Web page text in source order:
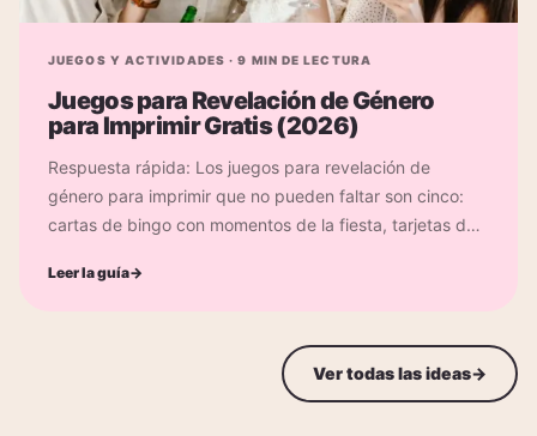
JUEGOS Y ACTIVIDADES ·9 MIN DE LECTURA
Juegos para Revelación de Género
para Imprimir Gratis (2026)
Respuesta rápida: Los juegos para revelación de
género para imprimir que no pueden faltar son cinco:
cartas de bingo con momentos de la fiesta, tarjetas de
Leer la guía→
Ver todas las ideas→